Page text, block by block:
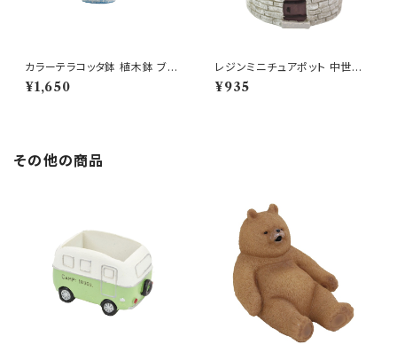
カラーテラコッタ鉢 植木鉢 ブル
¥1,650
レジンミニチュアポット 中世の
塔 GY 櫓 鐘楼 多肉 鉢
¥935
その他の商品